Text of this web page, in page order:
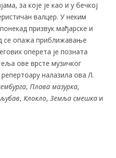
за које је као и у бечкој
валцер. У неким
призвук мађарске и
се опажа приближавање
оперета је позната
ове врсте музичког
налазила ова Л.
, Плава мазурка,
, Клокло, Земља смешка и